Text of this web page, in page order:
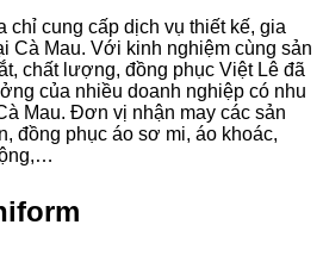
chỉ cung cấp dịch vụ thiết kế, gia
Cà Mau. Với kinh nghiệm cùng sản
chất lượng, đồng phục Việt Lê đã
của nhiều doanh nghiệp có nhu
Mau. Đơn vị nhận may các sản
đồng phục áo sơ mi, áo khoác,